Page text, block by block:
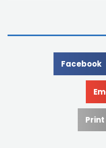
Facebook
Print